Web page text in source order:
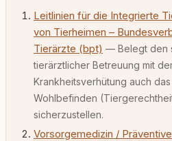
Leitlinien für die Integrierte
von Tierheimen –
Tierärzte (bpt) — Belegt den
tierärztlicher Betreuung mit
Krankheitsverhütung auch
Wohlbefinden
sicherzustellen.
Vorsorgemedizin /